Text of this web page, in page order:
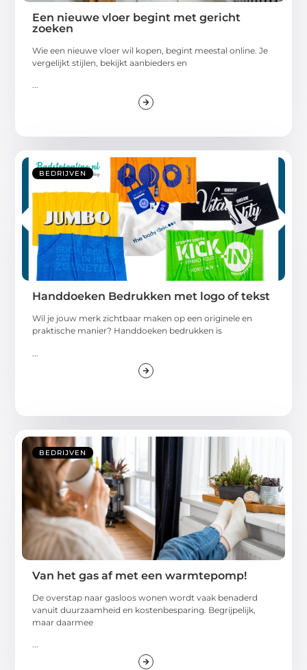
Een nieuwe vloer begint met gericht
zoeken
Wie een nieuwe vloer wil kopen, begint meestal online. Je
vergelijkt stijlen, bekijkt aanbieders en
...
BEDRIJVEN
Handdoeken Bedrukken met logo of tekst
Wil je jouw merk zichtbaar maken op een originele en
praktische manier? Handdoeken bedrukken is
BEDRIJVEN
Van het gas af met een warmtepomp!
De overstap naar gasloos wonen wordt vaak benaderd
vanuit duurzaamheid en kostenbesparing. Begrijpelijk,
maar daarmee
...